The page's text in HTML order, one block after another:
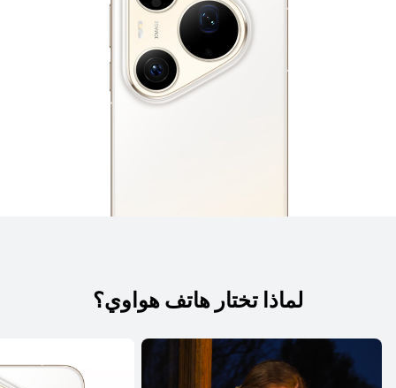
لماذا تختار هاتف هواوي؟